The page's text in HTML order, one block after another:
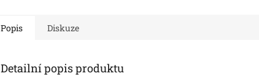
Popis Diskuze
Detailní popis produktu